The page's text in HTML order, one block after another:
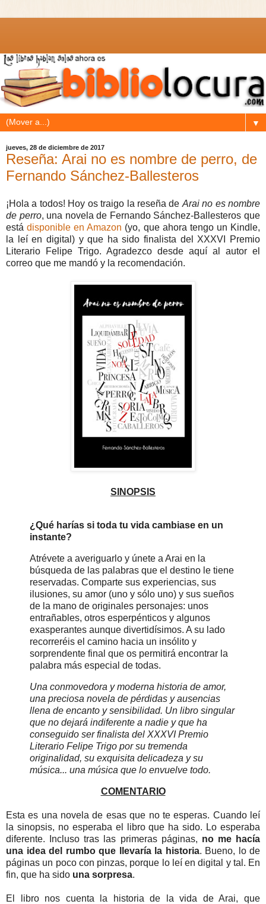
▼
jueves, 28 de diciembre de 2017
Reseña: Arai no es nombre de perro, de
Fernando Sánchez-Ballesteros
¡Hola a todos! Hoy os traigo la reseña de Arai no es nombre
de perro, una novela de Fernando Sánchez-Ballesteros que
estádisponible en Amazon (yo, que ahora tengo un Kindle,
la leí en digital) y que ha sido finalista del XXXVI Premio
Literario Felipe Trigo. Agradezco desde aquí al autor el
correo que me mandó y la recomendación.
SINOPSIS
¿Qué harías si toda tu vida cambiase en un
instante?
Atrévete a averiguarlo y únete a Arai en la
búsqueda de las palabras que el destino le tiene
reservadas. Comparte sus experiencias, sus
ilusiones, su amor (uno y sólo uno) y sus sueños
de la mano de originales personajes: unos
entrañables, otros esperpénticos y algunos
exasperantes aunque divertidísimos. A su lado
recorreréis el camino hacia un insólito y
sorprendente final que os permitirá encontrar la
palabra más especial de todas.
Una conmovedora y moderna historia de amor,
una preciosa novela de pérdidas y ausencias
llena de encanto y sensibilidad. Un libro singular
que no dejará indiferente a nadie y que ha
conseguido ser finalista del XXXVI Premio
Literario Felipe Trigo por su tremenda
originalidad, su exquisita delicadeza y su
música... una música que lo envuelve todo.
COMENTARIO
Esta es una novela de esas que no te esperas. Cuando leí
la sinopsis, no esperaba el libro que ha sido. Lo esperaba
diferente. Incluso tras las primeras páginas, no me hacía
una idea del rumbo que llevaría la historia. Bueno, lo de
páginas un poco con pinzas, porque lo leí en digital y tal. En
fin, que ha sido una sorpresa.
El libro nos cuenta la historia de la vida de Arai, que